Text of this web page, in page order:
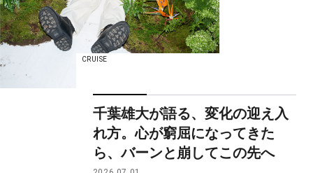
CRUISE
千葉雄大が語る、変化の迎え入
れ方。心が窮屈になってきた
ら、バーンと崩してこの先へ